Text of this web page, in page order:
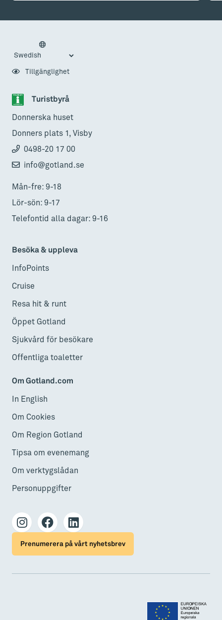
Turistbyrå
Donnerska huset
Donners plats 1, Visby
0498-20 17 00
info@gotland.se
Mån-fre: 9-18
Lör-sön: 9-17
Telefontid alla dagar: 9-16
Besöka & uppleva
InfoPoints
Cruise
Resa hit & runt
Öppet Gotland
Sjukvård för besökare
Offentliga toaletter
Om Gotland.com
In English
Om Cookies
Om Region Gotland
Tipsa om evenemang
Om verktygslådan
Personuppgifter
Tillgänglighet
Prenumerera på vårt nyhetsbrev